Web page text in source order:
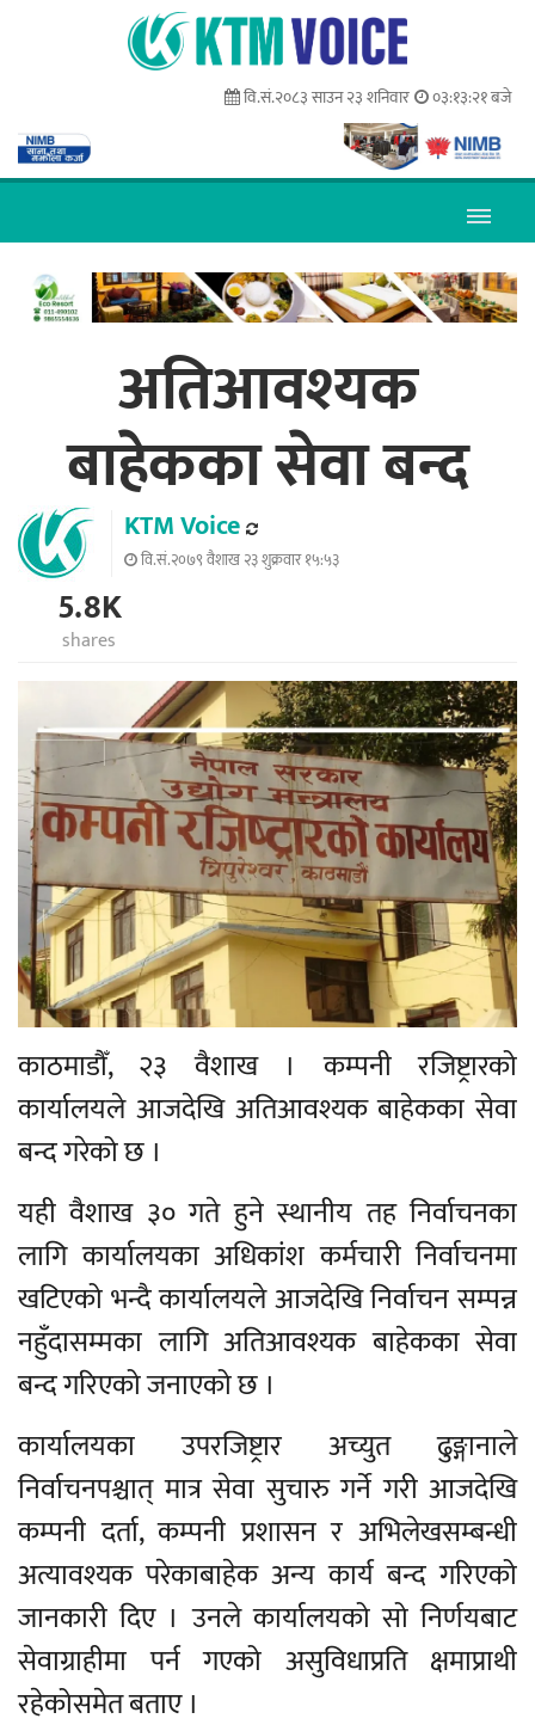
वि.सं.२०८३ साउन २३ शनिवार ०३:१३:२२ बजे
अतिआवश्यक
बाहेकका सेवा बन्द
KTM Voice
वि.सं.२०७९ वैशाख २३ शुक्रवार १५:५३
5.8K
shares
काठमाडौँ, २३ वैशाख । कम्पनी रजिष्ट्रारको
कार्यालयले आजदेखि अतिआवश्यक बाहेकका सेवा
बन्द गरेको छ ।
यही वैशाख ३० गते हुने स्थानीय तह निर्वाचनका
लागि कार्यालयका अधिकांश कर्मचारी निर्वाचनमा
खटिएको भन्दै कार्यालयले आजदेखि निर्वाचन सम्पन्न
नहुँदासम्मका लागि अतिआवश्यक बाहेकका सेवा
बन्द गरिएको जनाएको छ ।
कार्यालयका उपरजिष्ट्रार अच्युत ढुङ्गानाले
निर्वाचनपश्चात् मात्र सेवा सुचारु गर्ने गरी आजदेखि
कम्पनी दर्ता, कम्पनी प्रशासन र अभिलेखसम्बन्धी
अत्यावश्यक परेकाबाहेक अन्य कार्य बन्द गरिएको
जानकारी दिए । उनले कार्यालयको सो निर्णयबाट
सेवाग्राहीमा पर्न गएको असुविधाप्रति क्षमाप्राथी
रहेकोसमेत बताए ।